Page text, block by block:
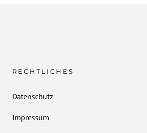
RECHTLICHES
Datenschutz
Impressum